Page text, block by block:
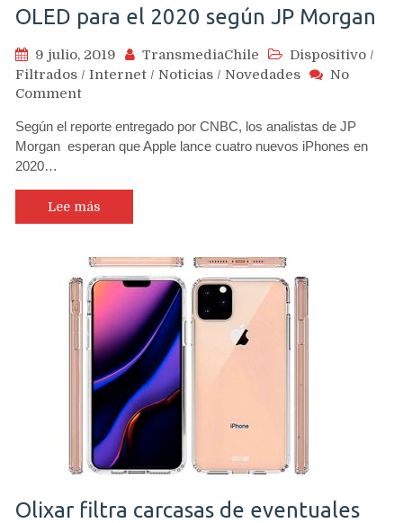
OLED para el 2020 según JP Morgan
9 julio, 2019 TransmediaChile Dispositivo /
Filtrados / Internet / Noticias / Novedades
No
Commenton
rediseñará
el
y
ofrecerá
4
con
5G,
pantallas
OLED
para
2020
según
JP
Morgan
Según el reporte entregado por CNBC, los analistas de JP
Morgan esperan que Apple lance cuatro nuevos iPhones en
2020…
Lee más
Olixar filtra carcasas de eventuales